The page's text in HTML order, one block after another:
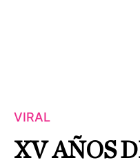
VIRAL
XV AÑOS